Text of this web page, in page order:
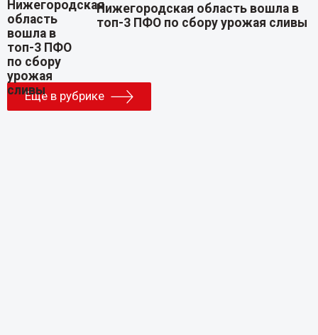
Нижегородская область вошла в
топ-3 ПФО по сбору урожая сливы
Еще в рубрике